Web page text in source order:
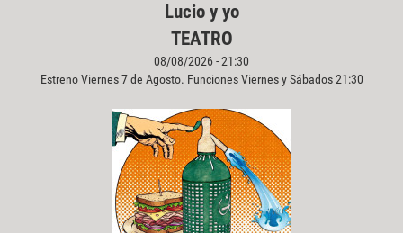
Lucio y yo
TEATRO
08/08/2026 - 21:30
Estreno Viernes 7 de Agosto. Funciones Viernes y Sábados 21:30